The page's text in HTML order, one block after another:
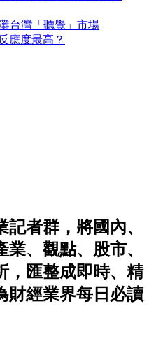
台灣「聽覺」市場
應度最高？
者群，將國內、
、觀點、股市、
，匯整成即時、精
財經業界每日必讀